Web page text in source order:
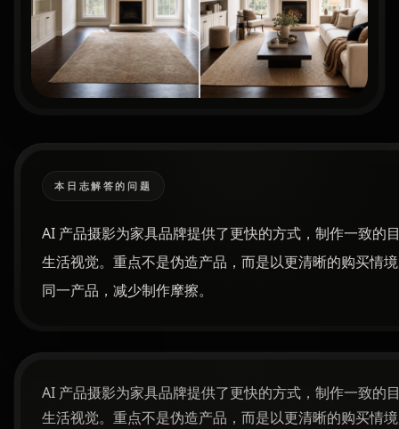
本日志解答的问题
AI 产品摄影为家具品牌提供了更快的方式，制作一致的
生活视觉。重点不是伪造产品，而是以更清晰的购买情
同一产品，减少制作摩擦。
AI 产品摄影为家具品牌提供了更快的方式，制作一致的
生活视觉。重点不是伪造产品，而是以更清晰的购买情